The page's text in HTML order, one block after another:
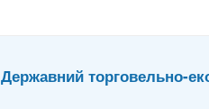
Державний торговельно-